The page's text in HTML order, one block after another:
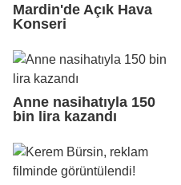
Mardin'de Açık Hava
Konseri
Anne nasihatıyla 150
bin lira kazandı